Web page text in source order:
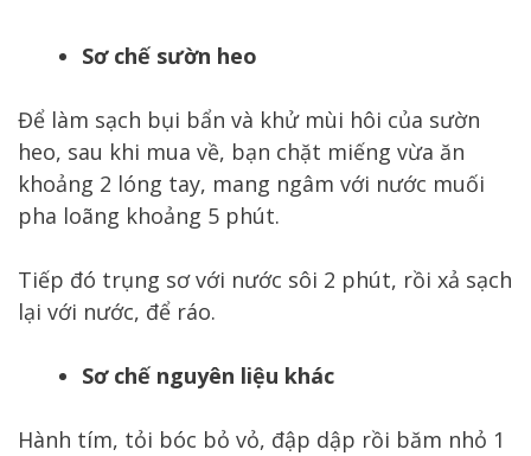
Sơ chế sườn heo
Để làm sạch bụi bẩn và khử mùi hôi của sườn
heo, sau khi mua về, bạn chặt miếng vừa ăn
khoảng 2 lóng tay, mang ngâm với nước muối
pha loãng khoảng 5 phút.
Tiếp đó trụng sơ với nước sôi 2 phút, rồi xả sạch
lại với nước, để ráo.
Sơ chế nguyên liệu khác
Hành tím, tỏi bóc bỏ vỏ, đập dập rồi băm nhỏ 1